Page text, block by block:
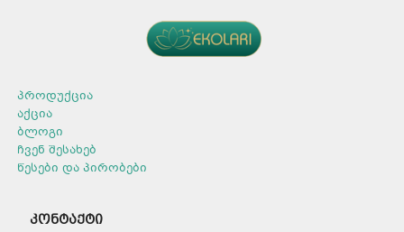
პროდუქცია
აქცია
ბლოგი
ჩვენ შესახებ
წესები და პირობები
კონტაქტი